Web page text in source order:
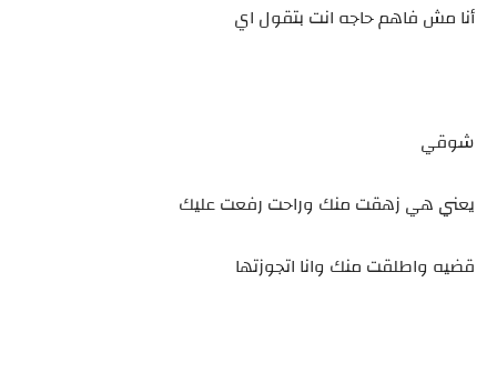
أنا مش فاهم حاجه انت بتقول اي
شوقي
يعني هي زهقت منك وراحت رفعت عليك
قضيه واطلقت منك وانا اتجوزتها